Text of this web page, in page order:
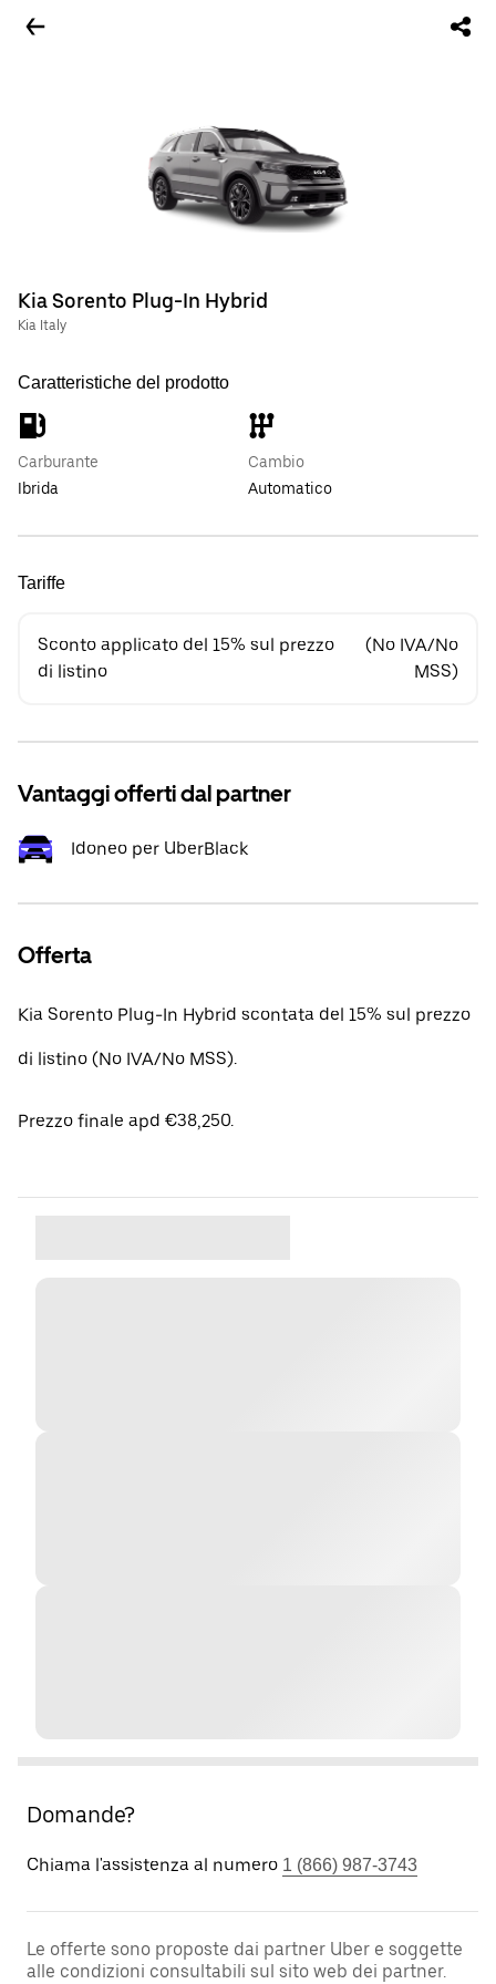
Kia Sorento Plug-In Hybrid
Kia Italy
Caratteristiche del prodotto
Carburante
Ibrida
Cambio
Automatico
Tariffe
Sconto applicato del 15% sul prezzo
di listino
(No IVA/No
MSS)
Vantaggi offerti dal partner
Idoneo per UberBlack
Offerta
Kia Sorento Plug-In Hybrid scontata del 15% sul prezzo
di listino (No IVA/No MSS).
Prezzo finale apd €38,250.
Domande?
Chiama l'assistenza al numero 1 (866) 987-3743
Le offerte sono proposte dai partner Uber e soggette
alle condizioni consultabili sul sito web dei partner.